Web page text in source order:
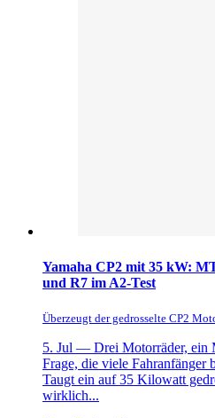
Yamaha CP2 mit 35 kW:
und R7 im A2-Test
Überzeugt der gedrosselte CP2
5. Jul — Drei Motorräder, ein
Frage, die viele Fahranfänger
Taugt ein auf 35 Kilowatt
wirklich...